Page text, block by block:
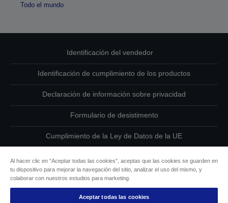
Todo el mundo
Identificación del vendedor
Identificación de cumplimiento de los productos
Declaración de información sobre privacidad
Formulario de desistimento
Cumplimiento de la Ley de Datos de la UE
Información sobre cookies
Compromiso de accesibilidad de Epson
Al hacer clic en “Aceptar todas las cookies”, aceptas que las cookies se guarden en
tu dispositivo para mejorar la navegación del sitio, analizar el uso del mismo, y
colaborar con nuestros estudios para marketing.
Aceptar todas las cookies